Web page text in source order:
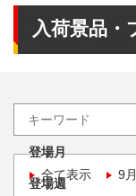
入荷景品・
登場月
全て表示
9月
登場週